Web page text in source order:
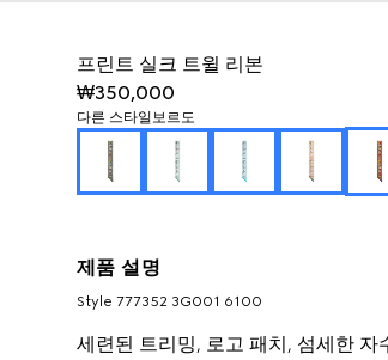
프린트 실크 트윌 리본
₩350,000
다른 스타일 보르도
제품 설명
Style ‎777352 3G001 6100
세련된 트리밍, 로고 패치, 섬세한